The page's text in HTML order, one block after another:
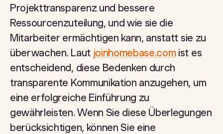
Projekttransparenz und bessere
Ressourcenzuteilung, und wie sie die
Mitarbeiter ermächtigen kann, anstatt sie zu
überwachen. Laut joinhomebase.com ist es
entscheidend, diese Bedenken durch
transparente Kommunikation anzugehen, um
eine erfolgreiche Einführung zu
gewährleisten. Wenn Sie diese Überlegungen
berücksichtigen, können Sie eine